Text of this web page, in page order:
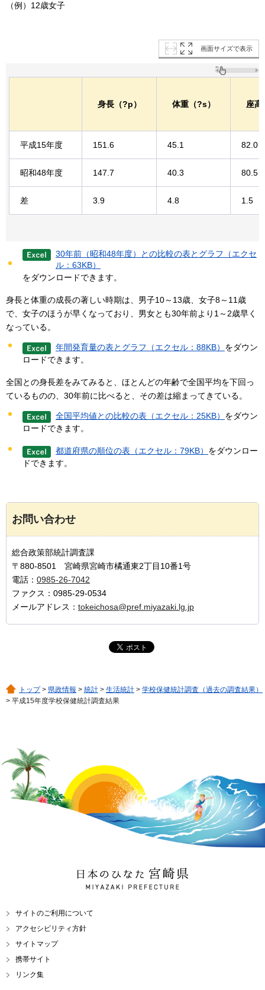
（例）12歳女子
画面サイズで表示
身長（?p） 体重（?s） 座
平成15年度 151.6 45.1 82.0
昭和48年度 147.7 40.3 80.5
差 3.9 4.8 1.5
30年前（昭和48年度）との比較の表とグラフ（エクセ
ル：63KB）
をダウンロードできます。
身長と体重の成長の著しい時期は、男子10～13歳、女子8～11歳
で、女子のほうが早くなっており、男女とも30年前より1～2歳早く
なっている。
年間発育量の表とグラフ（エクセル：88KB） をダウン
ロードできます。
全国との身長差をみてみると、ほとんどの年齢で全国平均を下回っ
ているものの、30年前に比べると、その差は縮まってきている。
全国平均値との比較の表（エクセル：25KB） をダウン
ロードできます。
都道府県の順位の表（エクセル：79KB） をダウンロー
ドできます。
お問い合わせ
総合政策部統計調査課
〒880-8501 宮崎県宮崎市橘通東2丁目10番1号
電話： 0985-26-7042
ファクス：0985-29-0534
メールアドレス： tokeichosa@pref.miyazaki.lg.jp
トップ> 県政情報 > 統計 > 生活統計 > 学校保健統計調査（過去の調査結果）
> 平成15年度学校保健統計調査結果
日本のひなた 宮崎県
MIYAZAKI PREFECTURE
サイトのご利用について
アクセシビリティ方針
サイトマップ
携帯サイト
リンク集